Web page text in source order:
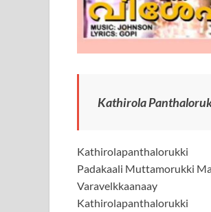
Kathirola
Kathirolapanthalorukki
Padakaali Muttamorukki
Varavelkkaanaay
Kathirolapanthalorukki